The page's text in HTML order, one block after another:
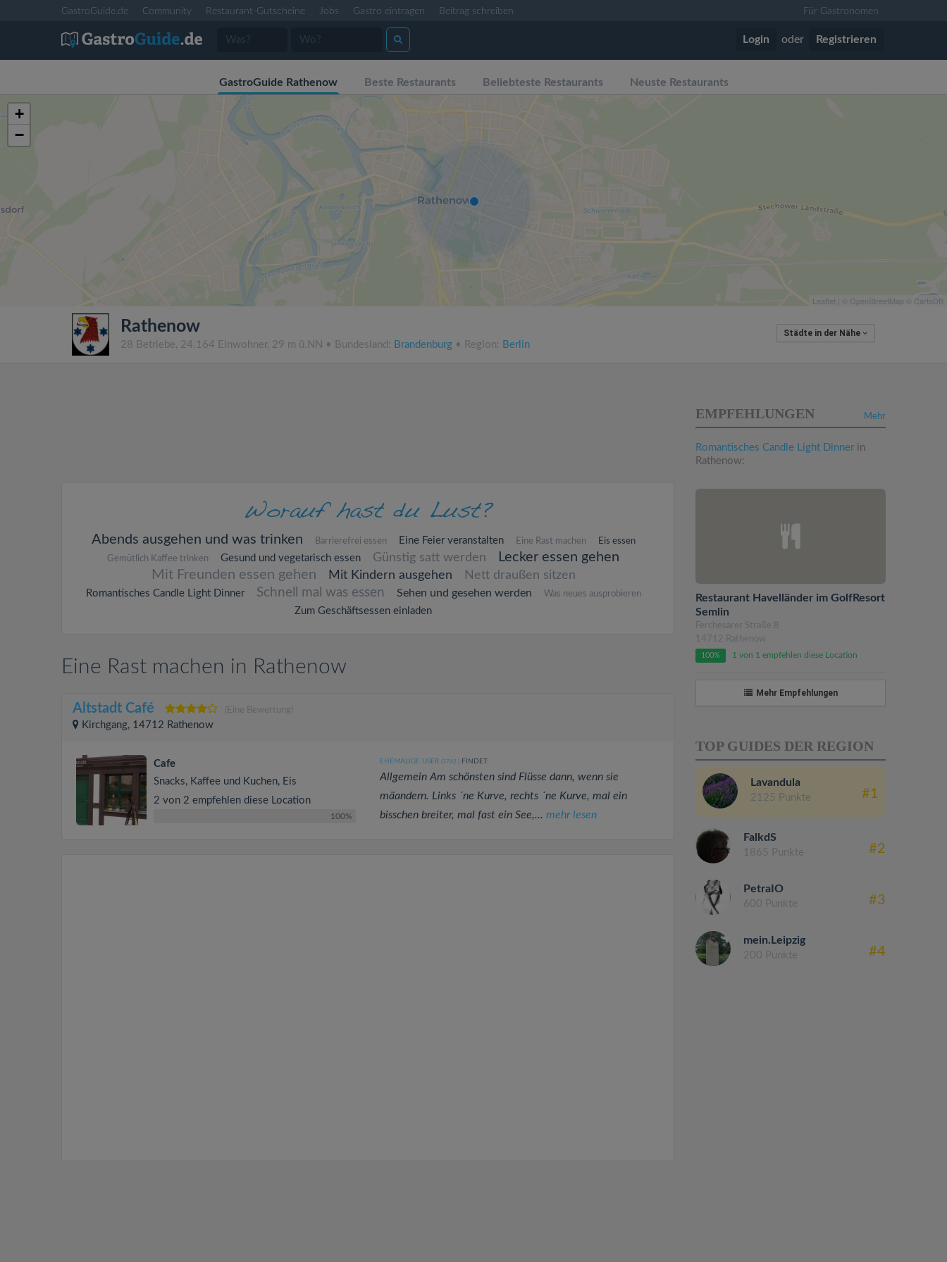
GastroGuide.de Community Restaurant-Gutscheine Jobs Gastro eintragen Beitrag schreiben Für Gastronomen
Login oder Registrieren
GastroGuide Rathenow Beste Restaurants Beliebteste Restaurants Neuste Restaurants
+
−
Leaflet | © OpenStreetMap © CartoDB
Rathenow
28 Betriebe, 24.164 Einwohner, 29 m ü.NN • Bundesland: Brandenburg • Region: Berlin
Städte in der Nähe
Abends ausgehen und was trinken Barrierefrei essen Eine Feier veranstalten Eine Rast machen
Eis essen
Gemütlich Kaffee trinken
Gesund und vegetarisch essen Günstig satt werden
Lecker essen gehen
Mit Freunden essen gehen
Mit Kindern ausgehen Nett draußen sitzen
Romantisches Candle Light Dinner Schnell mal was essen Sehen und gesehen werden Was neues ausprobieren
Zum Geschäftsessen einladen
Eine Rast machen in Rathenow
Altstadt Café (Eine Bewertung)
Kirchgang, 14712 Rathenow
Cafe
Snacks, Kaffee und Kuchen, Eis
2 von 2 empfehlen diese Location
100%
EHEMALIGE USER (3742 )FINDET:
Allgemein Am schönsten sind Flüsse dann, wenn sie
mäandern. Links ´ne Kurve, rechts ´ne Kurve, mal ein
bisschen breiter, mal fast ein See,... mehr lesen
Mehr
EMPFEHLUNGEN
Romantisches Candle Light Dinnerin
Rathenow:
Restaurant Havelländer im GolfResort
Semlin
Ferchesarer Straße 8
14712 Rathenow
100% 1 von 1 empfehlen diese Location
Mehr Empfehlungen
TOP GUIDES DER REGION
Lavandula
2125 Punkte #1
FalkdS
1865 Punkte #2
PetraIO
600 Punkte #3
mein.Leipzig
200 Punkte #4